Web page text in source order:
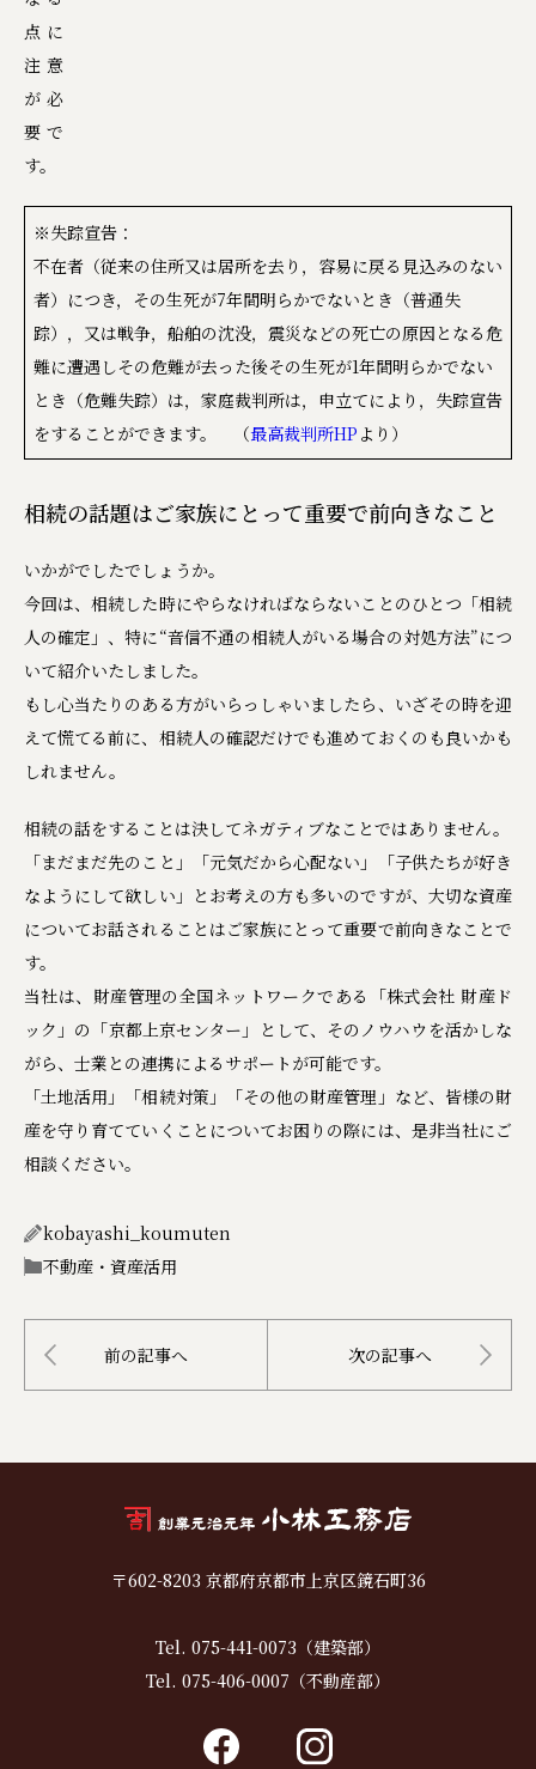
点に
注意
が必
要で
す。
※失踪宣告：
不在者（従来の住所又は居所を去り，容易に戻る見込みのない
者）につき，その生死が7年間明らかでないとき（普通失
踪），又は戦争，船舶の沈没，震災などの死亡の原因となる危
難に遭遇しその危難が去った後その生死が1年間明らかでない
とき（危難失踪）は，家庭裁判所は，申立てにより，失踪宣告
をすることができます。 （最高裁判所HP より）
相続の話題はご家族にとって重要で前向きなこと
いかがでしたでしょうか。
今回は、相続した時にやらなければならないことのひとつ「相続
人の確定」、特に“音信不通の相続人がいる場合の対処方法”につ
いて紹介いたしました。
もし心当たりのある方がいらっしゃいましたら、いざその時を迎
えて慌てる前に、相続人の確認だけでも進めておくのも良いかも
しれません。
相続の話をすることは決してネガティブなことではありません。
「まだまだ先のこと」「元気だから心配ない」「子供たちが好き
なようにして欲しい」とお考えの方も多いのですが、大切な資産
についてお話されることはご家族にとって重要で前向きなことで
す。
当社は、財産管理の全国ネットワークである「株式会社 財産ド
ック」の「京都上京センター」として、そのノウハウを活かしな
がら、士業との連携によるサポートが可能です。
「土地活用」「相続対策」「その他の財産管理」など、皆様の財
産を守り育てていくことについてお困りの際には、是非当社にご
相談ください。
kobayashi_koumuten
不動産・資産活用
前の記事へ 次の記事へ
〒602-8203 京都府京都市上京区鏡石町36
Tel. 075-441-0073（建築部）
Tel. 075-406-0007（不動産部）